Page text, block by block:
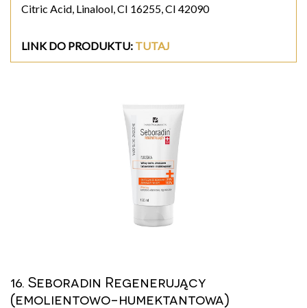
Citric Acid, Linalool, CI 16255, CI 42090
LINK DO PRODUKTU: TUTAJ
16. Seboradin Regenerujący
(emolientowo-humektantowa)